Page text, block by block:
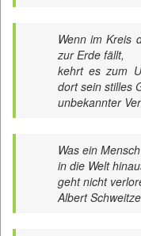
Wenn im Kreis
zur Erde fällt,
kehrt es zum
dort sein stilles
unbekannter
Was ein
in die Welt
geht nicht
Albert